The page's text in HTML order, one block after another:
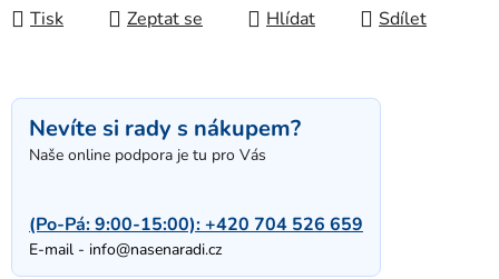
Tisk Zeptat se Hlídat Sdílet
Nevíte si rady s nákupem?
Naše online podpora je tu pro Vás
(Po-Pá: 9:00-15:00):+420 704 526 659
E-mail - info@nasenaradi.cz